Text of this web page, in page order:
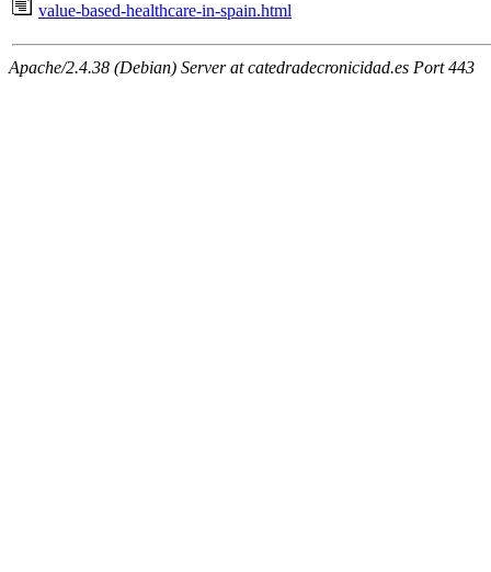
value-based-healthcare-in-spain.html
Apache/2.4.38 (Debian) Server at catedradecronicidad.es Port 443